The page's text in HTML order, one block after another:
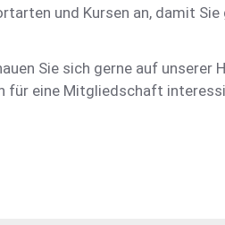
und Kursen an, damit
Sie sich gerne auf unserer
für eine Mitgliedschaft